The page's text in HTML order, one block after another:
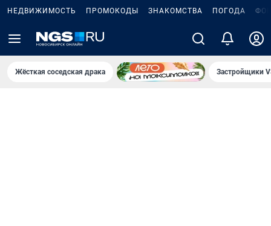
НЕДВИЖИМОСТЬ ПРОМОКОДЫ ЗНАКОМСТВА ПОГОДА
Жёсткая соседская драка Застройщики